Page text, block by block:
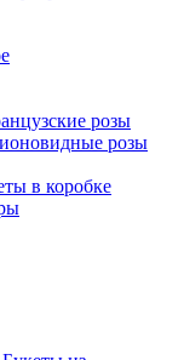
розы
розы
в коробке